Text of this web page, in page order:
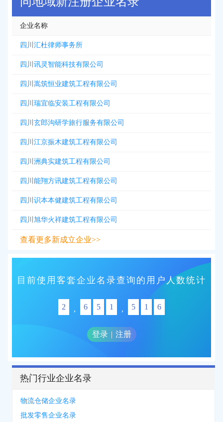
企业名称
四川汇杜律师事务所
四川讯灵智能科技有限公司
四川嵩筑恒业建筑工程有限公司
四川瑞宜临安装工程有限公司
四川玄郎沟研学旅行服务有限公司
四川江京振木建筑工程有限公司
四川洲典实建筑工程有限公司
四川能翔方讯建筑工程有限公司
四川识本本健建筑工程有限公司
四川旭华火祥建筑工程有限公司
查看更多新成立企业>>
目前使用客套企业名录查询的用户人数统计
2 , 6 5 1 , 5 1 6
登录 | 注册
热门行业企业名录
物流仓储企业名录
批发零售企业名录